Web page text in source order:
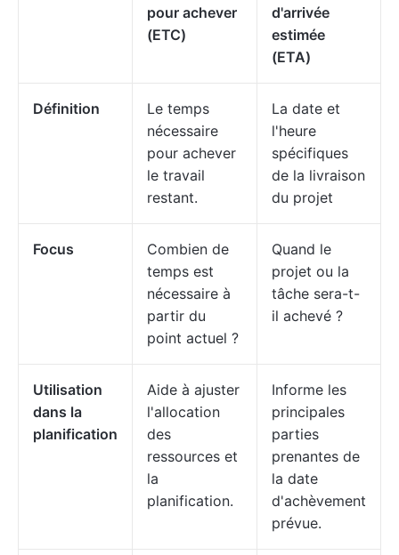
pour achever
(ETC)
d'arrivée
estimée
(ETA)
Définition
Le temps
nécessaire
pour achever
le travail
restant.
La date et
l'heure
spécifiques
de la livraison
du projet
Focus
Combien de
temps est
nécessaire à
partir du
point actuel ?
Quand le
projet ou la
tâche sera-t-
il achevé ?
Utilisation
dans la
planification
Aide à ajuster
l'allocation
des
ressources et
la
planification.
Informe les
principales
parties
prenantes de
la date
d'achèvement
prévue.